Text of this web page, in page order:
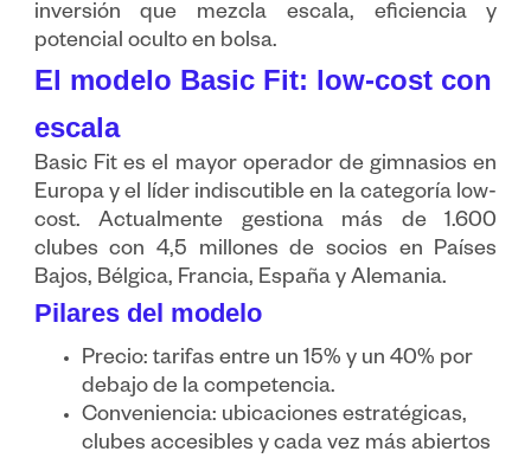
inversión que mezcla escala, eficiencia y
potencial oculto en bolsa.
El modelo Basic Fit: low-cost con
escala
Basic Fit es el mayor operador de gimnasios en
Europa y el líder indiscutible en la categoría low-
cost. Actualmente gestiona más de 1.600
clubes con 4,5 millones de socios en Países
Bajos, Bélgica, Francia, España y Alemania.
Pilares del modelo
Precio: tarifas entre un 15% y un 40% por
debajo de la competencia.
Conveniencia: ubicaciones estratégicas,
clubes accesibles y cada vez más abiertos